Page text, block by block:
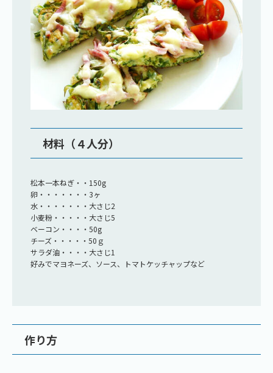
材料（４人分）
松本一本ねぎ・・150g
卵・・・・・・・3ヶ
水・・・・・・・大さじ2
小麦粉・・・・・大さじ5
ベーコン・・・・50g
チーズ・・・・・50ｇ
サラダ油・・・・大さじ1
好みでマヨネーズ、ソース、トマトケッチャップなど
作り方